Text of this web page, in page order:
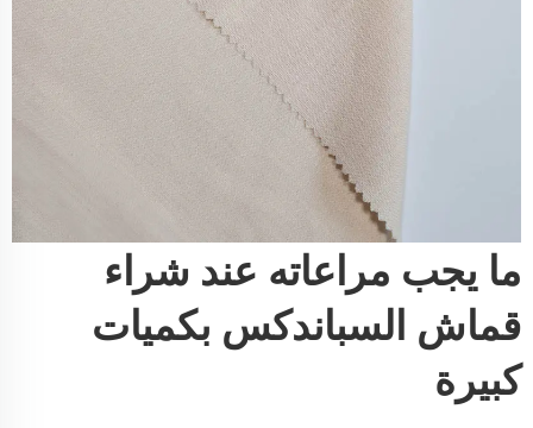
ما يجب مراعاته عند شراء
قماش السباندكس بكميات
كبيرة